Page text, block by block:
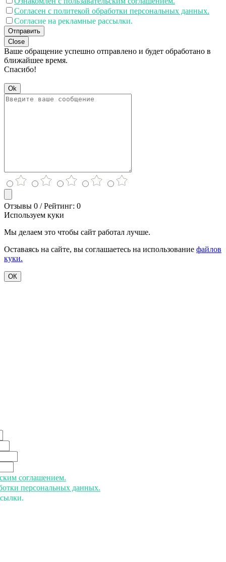
Согласен с политекой обработки персональных данных.
Согласие на рекламные рассылки.
Отправить
Close
Ваше обращение успешно отправлено и будет обработано в
ближайшее время.
Спасибо!
Ok
Отзывы 0 / Рейтинг: 0
Используем куки
Мы делаем это чтобы сайт работал лучше.
Оставаясь на сайте, вы соглашаетесь на использование файлов
куки.
ОК
соглашением.
персональных данных.